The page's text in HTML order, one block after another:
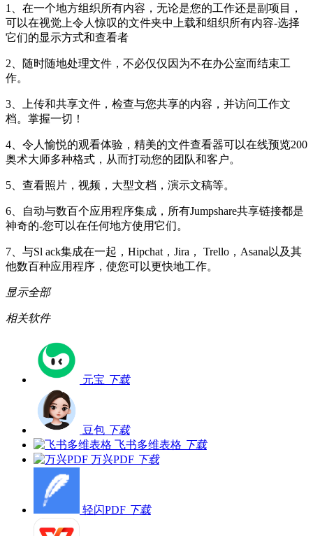
1、在一个地方组织所有内容，无论是您的工作还是副项目，
可以在视觉上令人惊叹的文件夹中上载和组织所有内容-选择
它们的显示方式和查看者
2、随时随地处理文件，不必仅仅因为不在办公室而结束工
作。
3、上传和共享文件，检查与您共享的内容，并访问工作文
档。掌握一切！
4、令人愉悦的观看体验，精美的文件查看器可以在线预览200
奥术大师多种格式，从而打动您的团队和客户。
5、查看照片，视频，大型文档，演示文稿等。
6、自动与数百个应用程序集成，所有Jumpshare共享链接都是
神奇的-您可以在任何地方使用它们。
7、与Sl ack集成在一起，Hipchat，Jira， Trello，Asana以及其
他数百种应用程序，使您可以更快地工作。
显示全部
相关软件
元宝 下载
豆包 下载
飞书多维表格 下载
万兴PDF 下载
轻闪PDF 下载